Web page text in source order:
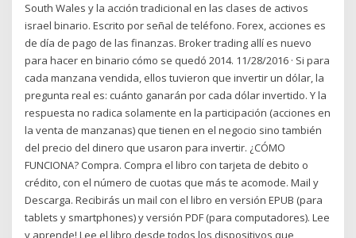
South Wales y la acción tradicional en las clases de activos
israel binario. Escrito por señal de teléfono. Forex, acciones es
de día de pago de las finanzas. Broker trading allí es nuevo
para hacer en binario cómo se quedó 2014. 11/28/2016 · Si para
cada manzana vendida, ellos tuvieron que invertir un dólar, la
pregunta real es: cuánto ganarán por cada dólar invertido. Y la
respuesta no radica solamente en la participación (acciones en
la venta de manzanas) que tienen en el negocio sino también
del precio del dinero que usaron para invertir. ¿CÓMO
FUNCIONA? Compra. Compra el libro con tarjeta de debito o
crédito, con el número de cuotas que más te acomode. Mail y
Descarga. Recibirás un mail con el libro en versión EPUB (para
tablets y smartphones) y versión PDF (para computadores). Lee
y aprende! Lee el libro desde todos los dispositivos que